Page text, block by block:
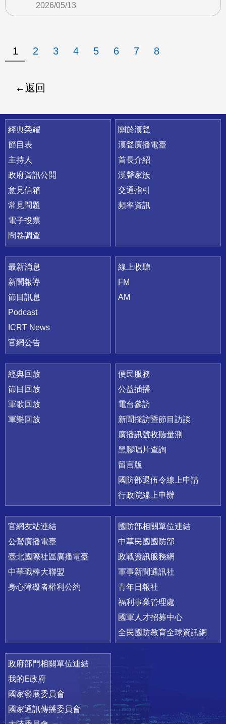
2026/05/13
1 2 3 4 5 6 7 8
返回
快速連結
經典榮耀
節目表
主持人
政府資訊公開
意見信箱
常見問題
電子投票
問卷調查
關於漢聲
漢聲廣播電臺
首長介紹
漢聲家族
交通指引
頻率資訊
最新消息
新聞報導
節目訊息
Podcast
ICRT News
官網公告
線上收聽
FM
AM
經典回放
節目回放
軍歌回放
軍樂回放
便民服務
公益插播
電台參訪
新聞採訪暨節目訪談
廣播訊號收聽量測
黑膠唱片查詢
留言版
國防部退伍令線上申請
行政院線上申辦
官網友站連結
公營廣播電臺
臺北國際社區廣播電臺
中華職棒大聯盟
身心障礙者權利公約
國防部相關單位連結
中華民國國防部
政戰資訊服務網
軍事新聞通訊社
青年日報社
福利事業管理處
國軍人才招募中心
全民國防教育全球資訊網
政府部門相關單位連結
我的E政府
國家發展委員會
國家通訊傳播委員會